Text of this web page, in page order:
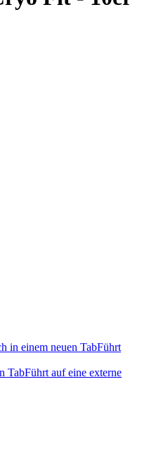
in einem neuen TabFührt
TabFührt auf eine externe